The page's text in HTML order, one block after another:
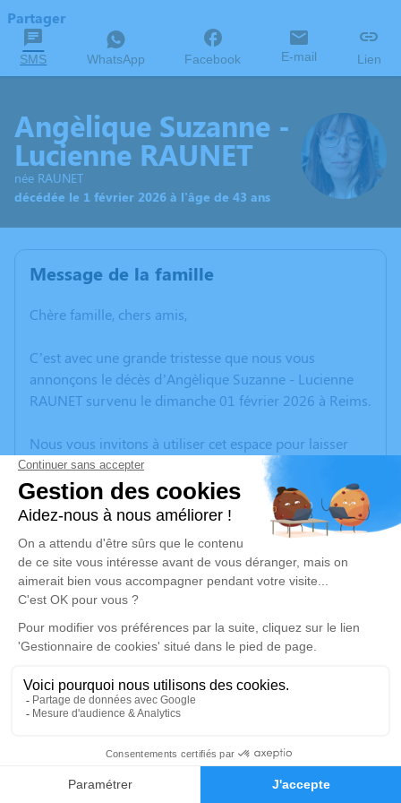
Faire-part Hommages
Partager
SMS WhatsApp Facebook E-mail Lien
Angèlique Suzanne -
Lucienne RAUNET
née RAUNET
décédée le 1 février 2026 à l'âge de 43 ans
Message de la famille
Chère famille, chers amis,
C’est avec une grande tristesse que nous vous
annonçons le décès d’Angèlique Suzanne - Lucienne
RAUNET survenu le dimanche 01 février 2026 à Reims.
Nous vous invitons à utiliser cet espace pour laisser
vos condoléances, partager des photos souvenirs, une
anecdote ou exprimer vos pensées à travers des
poèmes ou des textes. Cet endroit est un lieu
d'expression dédié à honorer la mémoire d’Angèlique
Suzanne - Lucienne RAUNET.
Un service de plantation d’arbre hommage est
disponible ici
Cérémonie religieuse
Église Saint André de Reims
Parvis Chanoine Warnier